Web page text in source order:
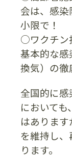
会は、感
小限で！
○ワクチン
基本的な感
換気）の徹
全国的に
において
はありま
を維持し
ります。